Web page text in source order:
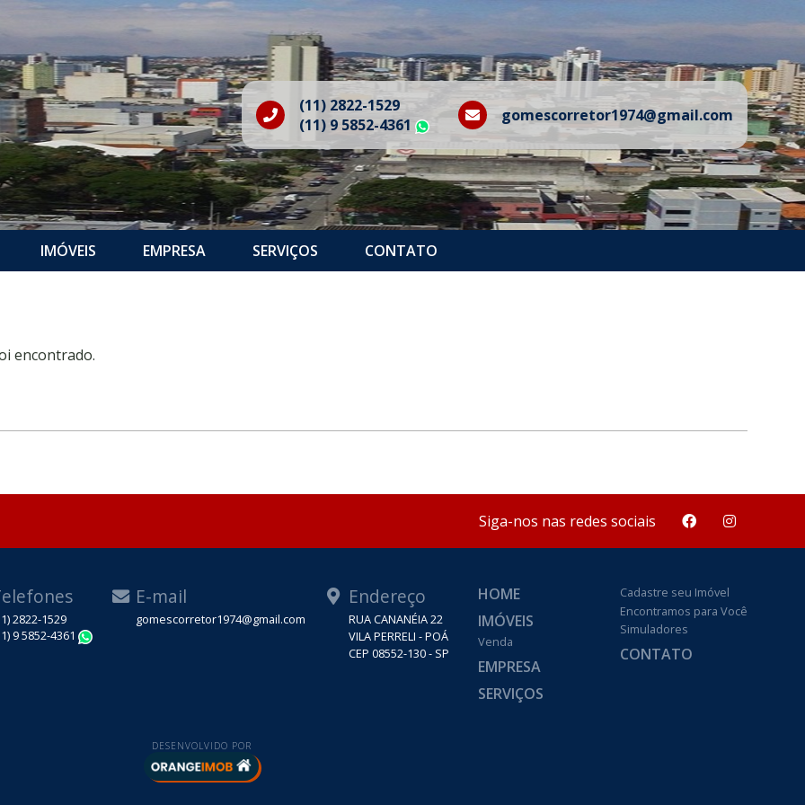
(11) 2822-1529
(11) 9 5852-4361
WhatsApp
gomescorretor1974@gmail.com
IMÓVEIS EMPRESA SERVIÇOS CONTATO
encontrado.
Siga-nos nas redes sociais
2822-1529
9 5852-4361
E-mail
gomescorretor1974@gmail.com
Endereço
RUA CANANÉIA 22
VILA PERRELI - POÁ
CEP 08552-130 - SP
HOME
IMÓVEIS
Venda
EMPRESA
SERVIÇOS
Cadastre seu Imóvel
Encontramos para Você
Simuladores
CONTATO
DESENVOLVIDO POR